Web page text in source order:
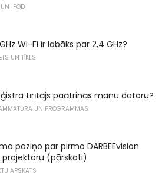
IPOD
Wi-Fi ir labāks par 2,4 GHz?
UN TĪKLS
tīrītājs paātrinās manu datoru?
UN PROGRAMMAS
paziņo par pirmo DARBEEvision
projektoru (pārskati)
APSKATS